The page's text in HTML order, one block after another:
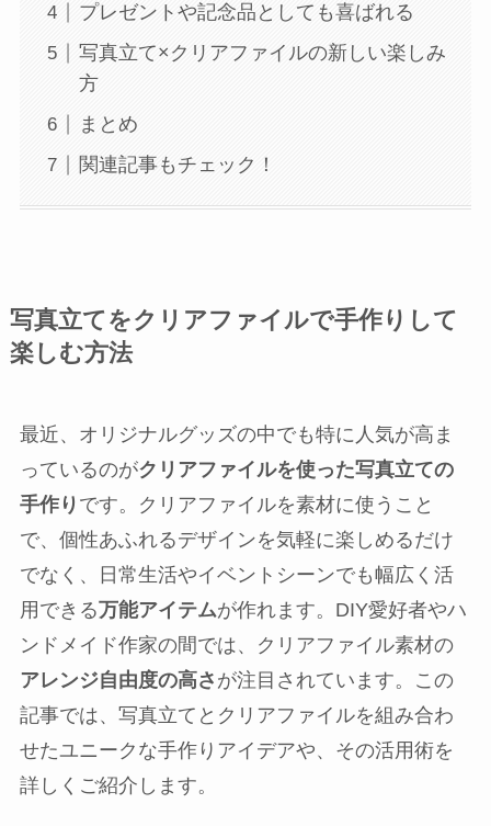
プレゼントや記念品としても喜ばれる
写真立て×クリアファイルの新しい楽しみ
方
まとめ
関連記事もチェック！
写真立てをクリアファイルで手作りして
楽しむ方法
最近、オリジナルグッズの中でも特に人気が高ま
っているのがクリアファイルを使った写真立ての
手作り です。クリアファイルを素材に使うこと
で、個性あふれるデザインを気軽に楽しめるだけ
でなく、日常生活やイベントシーンでも幅広く活
用できる万能アイテムが作れます。DIY愛好者やハ
ンドメイド作家の間では、クリアファイル素材の
アレンジ自由度の高さ が注目されています。この
記事では、写真立てとクリアファイルを組み合わ
せたユニークな手作りアイデアや、その活用術を
詳しくご紹介します。